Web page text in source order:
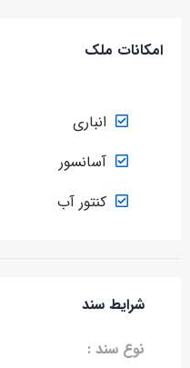
امکانات ملک
انباری
آسانسور
کنتور آب
شرایط سند
نوع سند :